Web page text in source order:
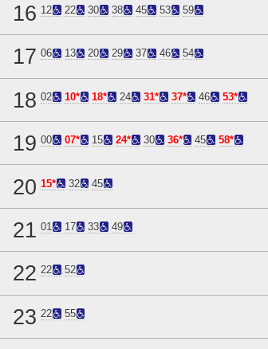
16 12 22 30 38 45 53 59
17 06 13 20 29 37 46 54
18 02 10* 18* 24 31* 37* 46 53*
19 00 07* 15 24* 30 36* 45 58*
20 15* 32 45
21 01 17 33 49
22 22 52
23 22 55